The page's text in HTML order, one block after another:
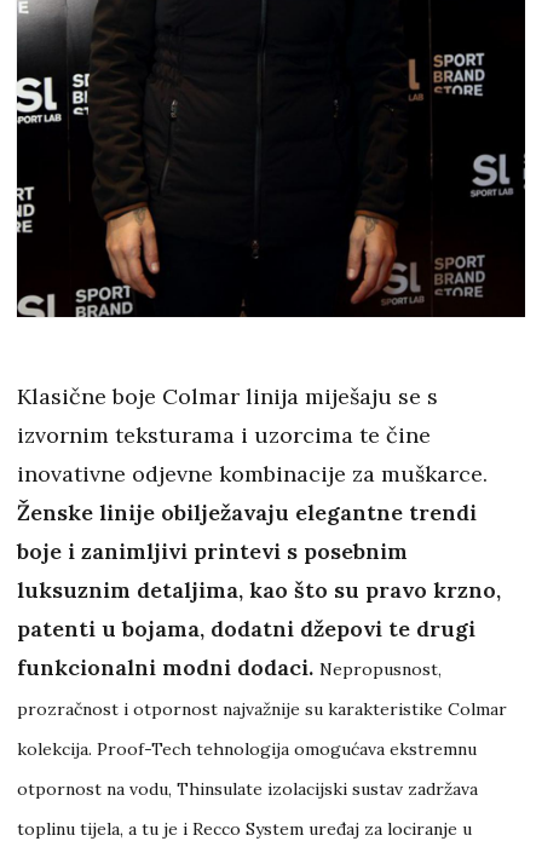
Klasične boje Colmar linija miješaju se s
izvornim teksturama i uzorcima te čine
inovativne odjevne kombinacije za muškarce.
Ženske linije obilježavaju elegantne trendi
boje i zanimljivi printevi s posebnim
luksuznim detaljima, kao što su pravo krzno,
patenti u bojama, dodatni džepovi te drugi
funkcionalni modni dodaci. Nepropusnost,
prozračnost i otpornost najvažnije su karakteristike Colmar
kolekcija. Proof-Tech tehnologija omogućava ekstremnu
otpornost na vodu, Thinsulate izolacijski sustav zadržava
toplinu tijela, a tu je i Recco System uređaj za lociranje u